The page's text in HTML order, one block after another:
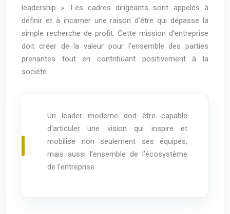
leadership ». Les cadres dirigeants sont appelés à
définir et à incarner une raison d’être qui dépasse la
simple recherche de profit. Cette mission d’entreprise
doit créer de la valeur pour l’ensemble des parties
prenantes tout en contribuant positivement à la
société.
Un leader moderne doit être capable
d’articuler une vision qui inspire et
mobilise non seulement ses équipes,
mais aussi l’ensemble de l’écosystème
de l’entreprise.